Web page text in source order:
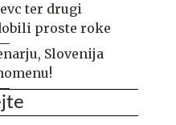
ter drugi
proste roke
Slovenija